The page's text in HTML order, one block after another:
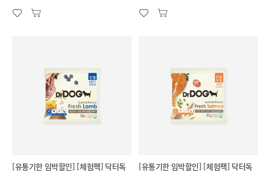
[유통기한 임박할인] [체험팩] 닥터독
[유통기한 임박할인] [체험팩] 닥터독